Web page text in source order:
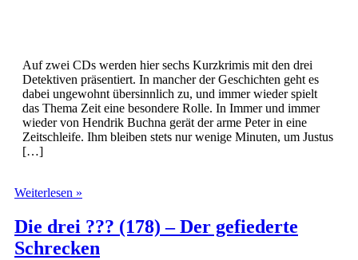
Auf zwei CDs werden hier sechs Kurzkrimis mit den drei
Detektiven präsentiert. In mancher der Geschichten geht es
dabei ungewohnt übersinnlich zu, und immer wieder spielt
das Thema Zeit eine besondere Rolle. In Immer und immer
wieder von Hendrik Buchna gerät der arme Peter in eine
Zeitschleife. Ihm bleiben stets nur wenige Minuten, um Justus
[…]
Weiterlesen »
???
und
der
Die drei ??? (178) – Der gefiederte
Schrecken